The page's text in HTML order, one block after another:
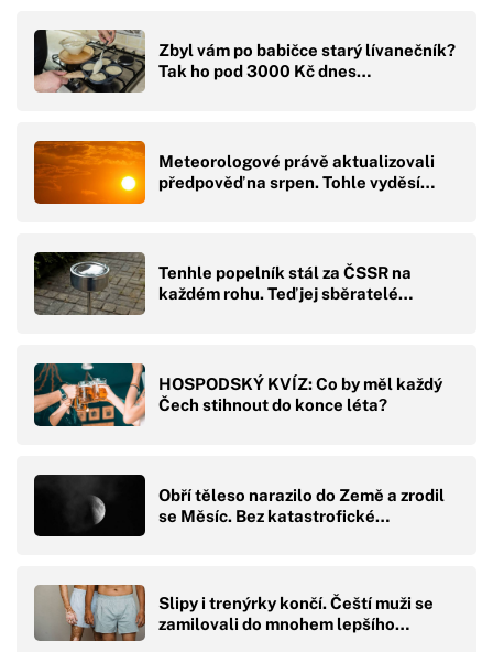
Zbyl vám po babičce starý lívanečník?
Tak ho pod 3000 Kč dnes…
Meteorologové právě aktualizovali
předpověď na srpen. Tohle vyděsí…
Tenhle popelník stál za ČSSR na
každém rohu. Teď jej sběratelé…
HOSPODSKÝ KVÍZ: Co by měl každý
Čech stihnout do konce léta?
Obří těleso narazilo do Země a zrodil
se Měsíc. Bez katastrofické…
Slipy i trenýrky končí. Čeští muži se
zamilovali do mnohem lepšího…